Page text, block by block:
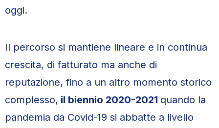
oggi.
Il percorso si mantiene lineare e in continua
crescita, di fatturato ma anche di
reputazione, fino a un altro momento storico
complesso, il biennio 2020-2021 quando la
pandemia da Covid-19 si abbatte a livello